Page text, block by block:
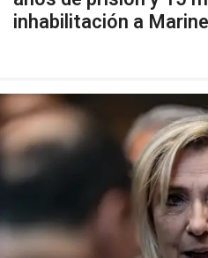
inhabilitación a